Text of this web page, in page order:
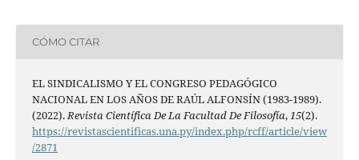
CÓMO CITAR
EL SINDICALISMO Y EL CONGRESO PEDAGÓGICO
NACIONAL EN LOS AÑOS DE RAÚL ALFONSÍN (1983-1989).
(2022).Revista Científica De La Facultad De Filosofía,15(2).
https://revistascientificas.una.py/index.php/rcff/article/view
/2871